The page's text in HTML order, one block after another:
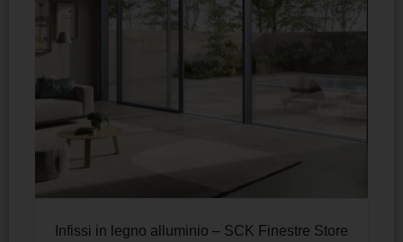
Infissi in legno alluminio – SCK Finestre Store